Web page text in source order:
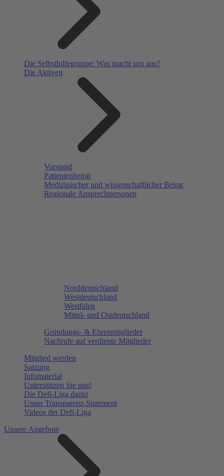
Die Selbsthilfegruppe: Was macht uns aus?
Die Aktiven
Vorstand
Patientenbeirat
Medizinischer und wissenschaftlicher Beirat
Regionale Ansprechpersonen
Norddeutschland
Westdeutschland
Westfalen
Mittel- und Ostdeutschland
Gründungs- & Ehrenmitglieder
Nachrufe auf verdiente Mitglieder
Mitglied werden
Satzung
Infomaterial
Unterstützen Sie uns!
Die Defi-Liga dankt
Unser Transparenz-Statement
Videos der Defi-Liga
Unsere Angebote